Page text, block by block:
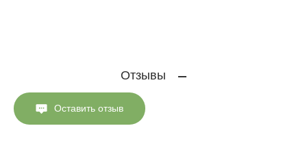
Отзывы
Оставить отзыв